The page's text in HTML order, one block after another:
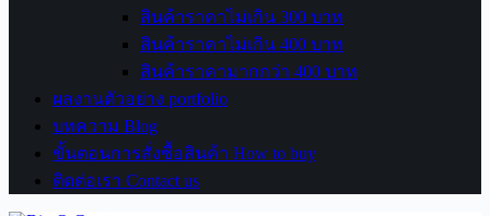
สินค้าราคาไม่เกิน 300 บาท
สินค้าราคาไม่เกิน 400 บาท
สินค้าราคามากกว่า 400 บาท
ผลงานตัวอย่าง portfolio
บทความ Blog
ขั้นตอนการสั่งซื้อสินค้า How to buy
ติดต่อเรา Contact us